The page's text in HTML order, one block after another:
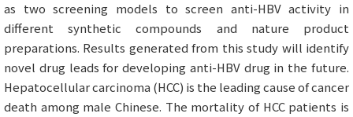
as two screening models to screen anti-HBV activity in
different synthetic compounds and nature product
preparations. Results generated from this study will identify
novel drug leads for developing anti-HBV drug in the future.
Hepatocellular carcinoma (HCC) is the leading cause of cancer
death among male Chinese. The mortality of HCC patients is